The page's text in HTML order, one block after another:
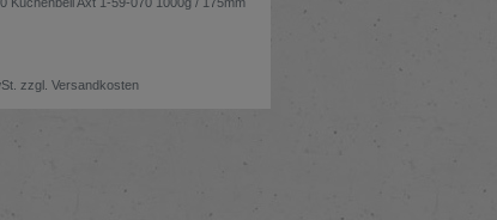
zzgl.Versandkosten